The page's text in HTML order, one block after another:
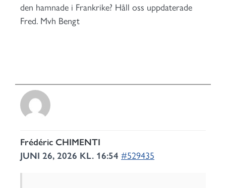
den hamnade i Frankrike? Håll oss uppdaterade
Fred. Mvh Bengt
Frédéric CHIMENTI
JUNI 26, 2026 KL. 16:54 #529435